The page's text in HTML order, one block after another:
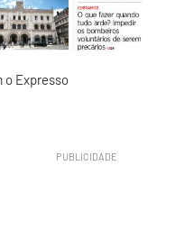
o Expresso